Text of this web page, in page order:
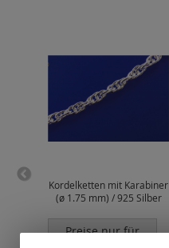
Kordelketten mit Karabiner
(ø 1.75 mm) / 925 Silber
Preise nur für